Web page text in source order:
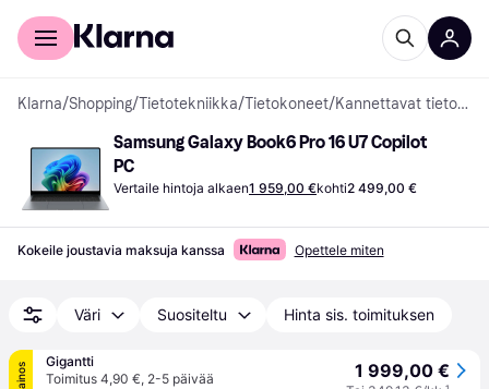
Kuluttajille
Klarna/Shopping/Tietotekniikka/Tietokoneet/ Kannettavat tietokoneet
Samsung Galaxy Book6 Pro 16 U7 Copilot
PC
Vertaile hintoja alkaen1 959,00 €kohti2 499,00 €
Kokeile joustavia maksuja kanssa Opettele miten
Väri Suositeltu Hinta sis. toimituksen
mainos
Gigantti
Toimitus 4,90 €, 2-5 päivää 1 999,00 €